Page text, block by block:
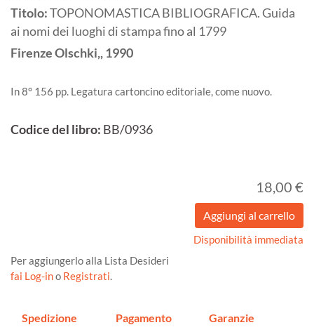
Titolo:TOPONOMASTICA BIBLIOGRAFICA. Guida
ai nomi dei luoghi di stampa fino al 1799
FirenzeOlschki,,1990
In 8° 156 pp. Legatura cartoncino editoriale, come nuovo.
Codice del libro: BB/0936
18,00 €
Disponibilità immediata
Per aggiungerlo alla Lista Desideri
fai Log-ino Registrati.
Spedizione Pagamento Garanzie